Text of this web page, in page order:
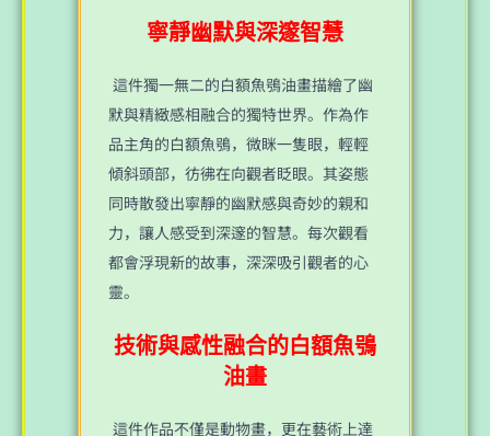
寧靜幽默與深邃智慧
這件獨一無二的白額魚鴞油畫描繪了幽
默與精緻感相融合的獨特世界。作為作
品主角的白額魚鴞，微眯一隻眼，輕輕
傾斜頭部，彷彿在向觀者眨眼。其姿態
同時散發出寧靜的幽默感與奇妙的親和
力，讓人感受到深邃的智慧。每次觀看
都會浮現新的故事，深深吸引觀者的心
靈。
技術與感性融合的白額魚鴞
油畫
這件作品不僅是動物畫，更在藝術上達